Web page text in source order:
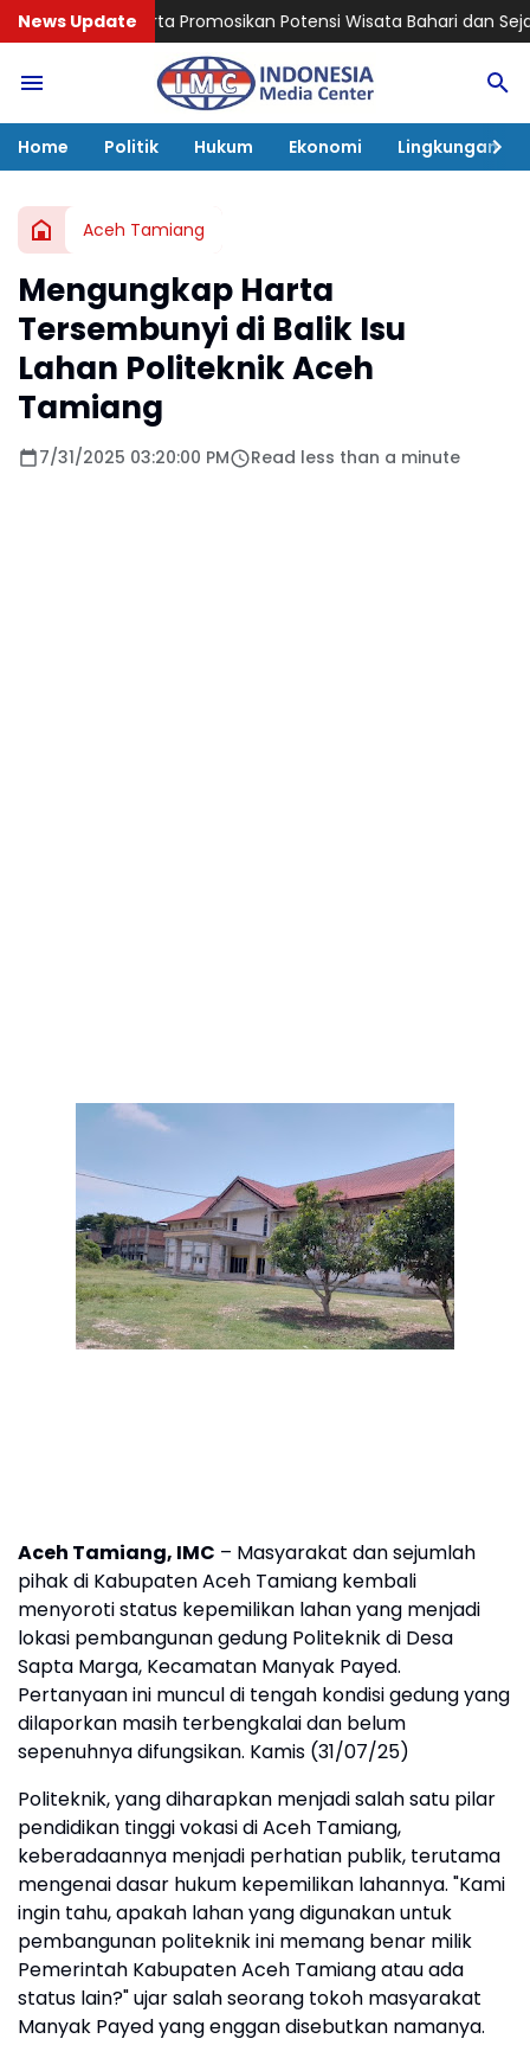
News UpdatePotensi Wisata Bahari dan Sejarah di Kepulauan
Home Politik Hukum Ekonomi Lingkungan
Aceh Tamiang
Mengungkap Harta
Tersembunyi di Balik Isu
Lahan Politeknik Aceh
Tamiang
7/31/2025 03:20:00 PM Read less than a minute
Aceh Tamiang, IMC – Masyarakat dan sejumlah
pihak di Kabupaten Aceh Tamiang kembali
menyoroti status kepemilikan lahan yang menjadi
lokasi pembangunan gedung Politeknik di Desa
Sapta Marga, Kecamatan Manyak Payed.
Pertanyaan ini muncul di tengah kondisi gedung yang
dilaporkan masih terbengkalai dan belum
sepenuhnya difungsikan. Kamis (31/07/25)
Politeknik, yang diharapkan menjadi salah satu pilar
pendidikan tinggi vokasi di Aceh Tamiang,
keberadaannya menjadi perhatian publik, terutama
mengenai dasar hukum kepemilikan lahannya. "Kami
ingin tahu, apakah lahan yang digunakan untuk
pembangunan politeknik ini memang benar milik
Pemerintah Kabupaten Aceh Tamiang atau ada
status lain?" ujar salah seorang tokoh masyarakat
Manyak Payed yang enggan disebutkan namanya.